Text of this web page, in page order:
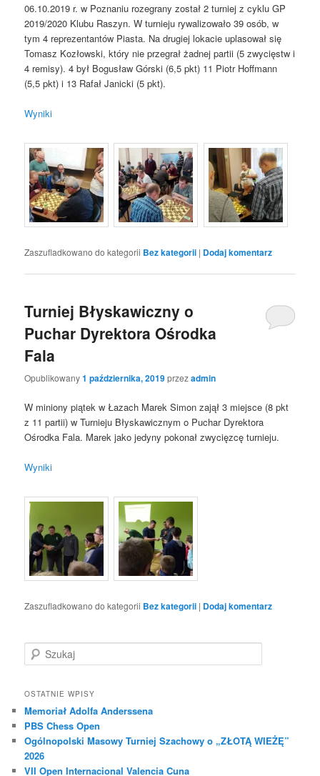
06.10.2019 r. w Poznaniu rozegrany został 2 turniej z cyklu GP
2019/2020 Klubu Raszyn. W turnieju rywalizowało 39 osób, w
tym 4 reprezentantów Piasta. Na drugiej lokacie uplasował się
Tomasz Kozłowski, który nie przegrał żadnej partii (5 zwycięstw i
4 remisy). 4 był Bogusław Górski (6,5 pkt) 11 Piotr Hoffmann
(5,5 pkt) i 13 Rafał Janicki (5 pkt).
Wyniki
Zaszufladkowano do kategorii Bez kategorii | Dodaj komentarz
Turniej Błyskawiczny o
Puchar Dyrektora Ośrodka
Fala
Opublikowany1 października, 2019przezadmin
W miniony piątek w Łazach Marek Simon zajął 3 miejsce (8 pkt
z 11 partii) w Turnieju Błyskawicznym o Puchar Dyrektora
Ośrodka Fala. Marek jako jedyny pokonał zwycięzcę turnieju.
Wyniki
Zaszufladkowano do kategorii Bez kategorii | Dodaj komentarz
z
k
j
OSTATNIE WPISY
Memoriał Adolfa Anderssena
PBS Chess Open
Ogólnopolski Masowy Turniej Szachowy o „ZŁOTĄ WIEŻĘ”
2026
VII Open Internacional Valencia Cuna